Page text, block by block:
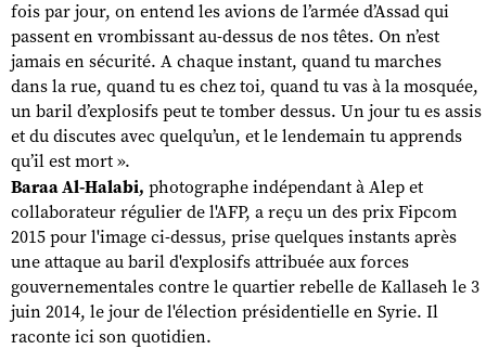
fois par jour, on entend les avions de l’armée d’Assad qui
passent en vrombissant au-dessus de nos têtes. On n’est
jamais en sécurité. A chaque instant, quand tu marches
dans la rue, quand tu es chez toi, quand tu vas à la mosquée,
un baril d’explosifs peut te tomber dessus. Un jour tu es assis
et du discutes avec quelqu’un, et le lendemain tu apprends
qu’il est mort ».
Baraa Al-Halabi, photographe indépendant à Alep et
collaborateur régulier de l'AFP, a reçu un des prix Fipcom
2015 pour l'image ci-dessus, prise quelques instants après
une attaque au baril d'explosifs attribuée aux forces
gouvernementales contre le quartier rebelle de Kallaseh le 3
juin 2014, le jour de l'élection présidentielle en Syrie. Il
raconte ici son quotidien.